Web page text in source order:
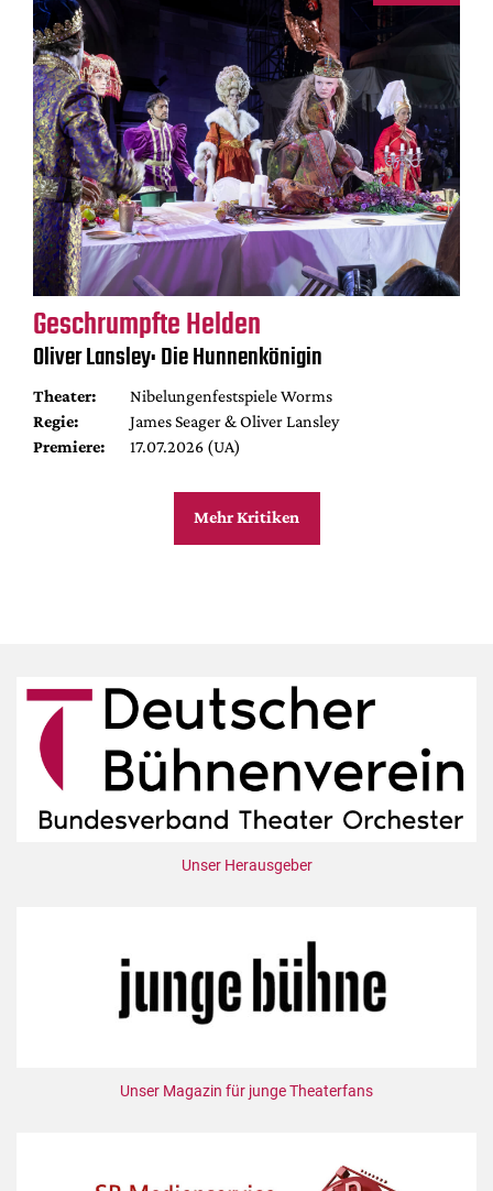
Geschrumpfte Helden
Oliver Lansley: Die Hunnenkönigin
Theater:
Nibelungenfestspiele Worms
Regie:
James Seager & Oliver Lansley
Premiere:
17.07.2026 (UA)
Mehr Kritiken
Unser Herausgeber
Unser Magazin für junge Theaterfans